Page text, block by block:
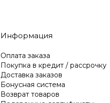
Информация
Оплата заказа
Покупка в кредит / рассрочку
Доставка заказов
Бонусная система
Возврат товаров